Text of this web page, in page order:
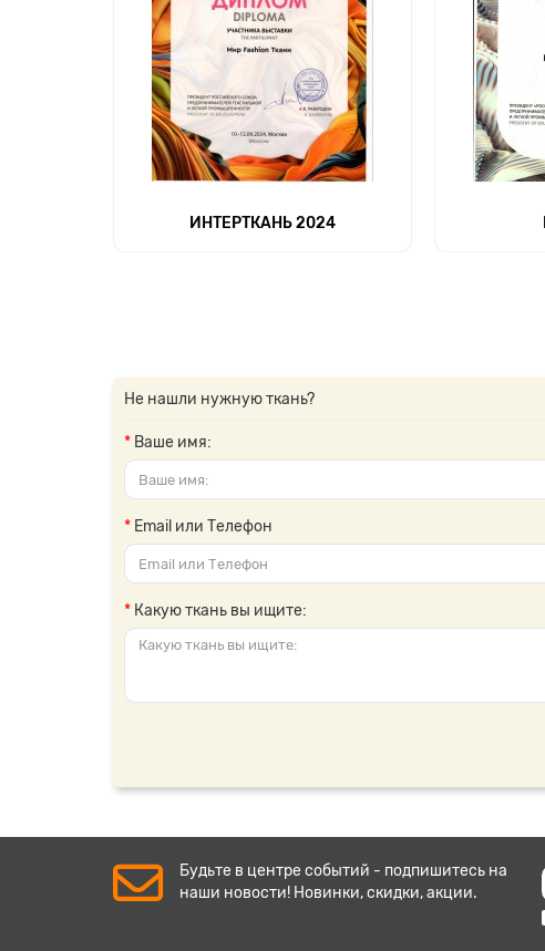
ИНТЕРТКАНЬ 2024
Не нашли нужную ткань?
Ваше имя:
Email или Телефон
Какую ткань вы ищите:
Будьте в центре событий - подпишитесь на
наши новости! Новинки, скидки, акции.